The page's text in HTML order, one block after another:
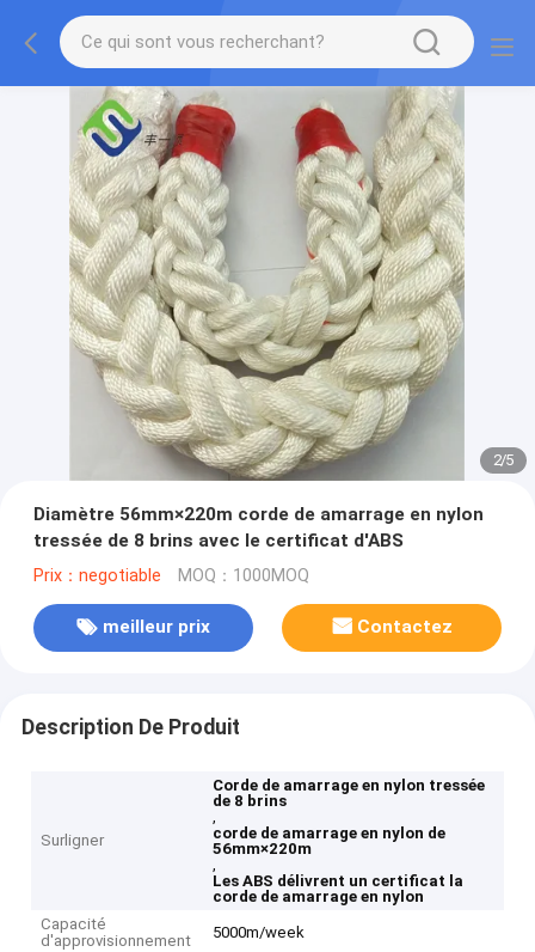
2/5
Diamètre 56mm×220m corde de amarrage en nylon
tressée de 8 brins avec le certificat d'ABS
Prix：negotiable MOQ：1000MOQ
meilleur prix Contactez
Description De Produit
Surligner
Corde de amarrage en nylon tressée
de 8 brins
,
corde de amarrage en nylon de
56mm×220m
,
Les ABS délivrent un certificat la
corde de amarrage en nylon
Capacité
d'approvisionnement
5000m/week